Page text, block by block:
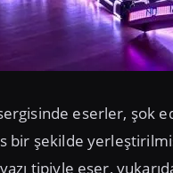
eserler,
şekilde
tipiyle eser,